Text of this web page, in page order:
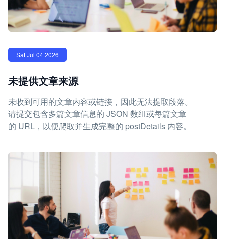
Sat Jul 04 2026
未提供文章来源
未收到可用的文章内容或链接，因此无法提取段落。
请提交包含多篇文章信息的 JSON 数组或每篇文章
的 URL，以便爬取并生成完整的 postDetails 内容。